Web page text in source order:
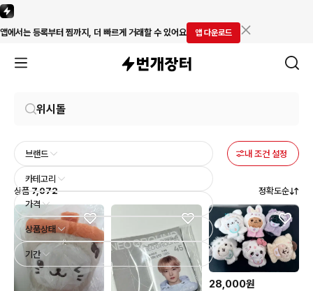
앱에서는 등록부터 찜까지, 더 빠르게 거래할 수 있어요 앱 다운로드
브랜드
카테고리
가격
상품상태
기간
내 조건 설정
상품 7,072 정확도순
28,000원